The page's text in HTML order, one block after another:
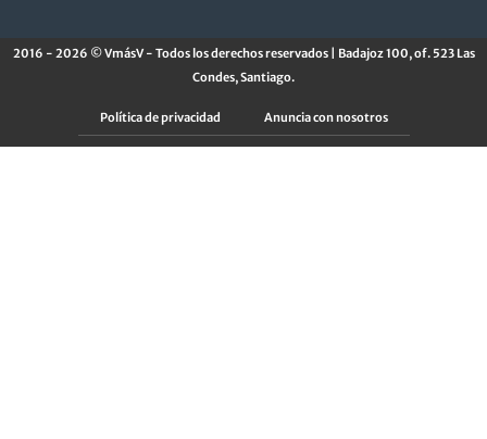
2016 - 2026 © VmásV - Todos los derechos reservados | Badajoz 100, of. 523 Las
Condes, Santiago.
Política de privacidad Anuncia con nosotros